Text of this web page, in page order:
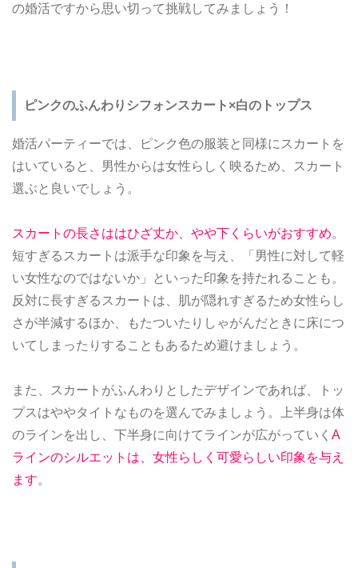
の婚活ですから思い切って挑戦してみましょう！
ピンクのふんわりシフォンスカート ×白のトップス
婚活パーティーでは、ピンク色の服装と同様にスカートを
はいていると、男性からは女性らしく映るため、スカート
選ぶと良いでしょう。
スカートの長さははひざ丈か、やや下くらいがおすすめ。
短すぎるスカートは派手な印象を与え、「男性に対して軽
い女性なのではないか」といった印象を持たれることも。
反対に長すぎるスカートは、肌が隠れすぎるため女性らし
さが半減するほか、もたついたりしゃがんだときに床につ
いてしまったりすることもあるため避けましょう。
また、スカートがふんわりとしたデザインであれば、トッ
プスはややタイトなものを選んでみましょう。上半身は体
のラインを出し、下半身に向けてラインが広がっていく A
ラインのシルエットは、女性らしく可愛らしい印象を与え
ます。